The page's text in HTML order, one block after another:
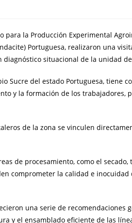
la Producción Experimental
Portuguesa, realizaron una
diagnóstico situacional de la unidad
Sucre del estado Portuguesa, tiene
y la formación de los trabajadores,
de la zona se vinculen
de procesamiento, como el secado,
comprometer la calidad e
una serie de recomendaciones
y el ensamblado eficiente de las